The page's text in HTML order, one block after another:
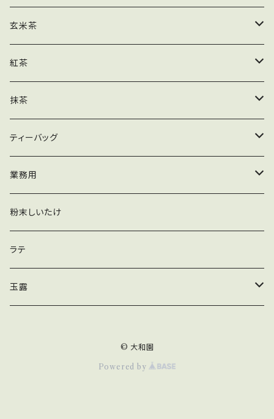
ティーバッグ
業務用
粉末
茶葉
ティーバッグ
業務用
粉末
玄米茶
茶葉
ティーバッグ
業務用
粉末
紅茶
茶葉
ティーバッグ
抹茶
木箱
加工用
ティーバッグ
緑茶ティーバッグ
玄米茶ティーバッグ
かりがねほうじ茶ティーバッグ
黒豆入りかりがねほうじ茶ティーバッグ
業務用
抹茶
ほうじ茶
煎茶
粉末しいたけ
ラテ
玉露
© 大和園
Powered by